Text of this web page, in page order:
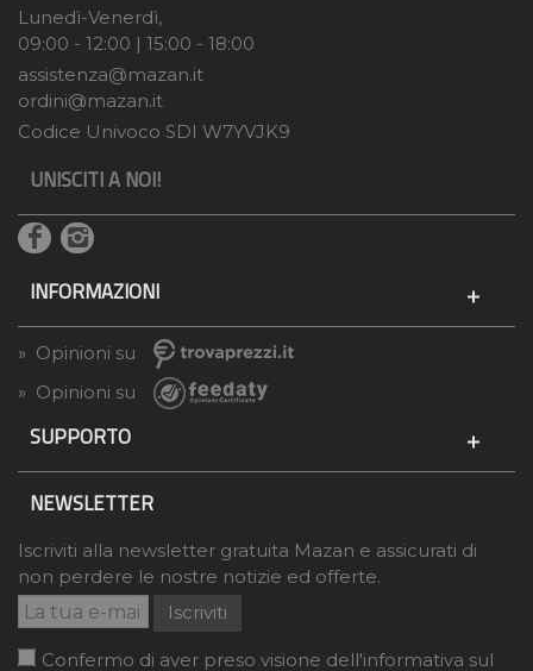
Lunedì-Venerdì,
09:00 - 12:00 | 15:00 - 18:00
assistenza@mazan.it
ordini@mazan.it
Codice Univoco SDI W7YVJK9
UNISCITI A NOI!
INFORMAZIONI
» Opinioni su
» Opinioni su
SUPPORTO
NEWSLETTER
Iscriviti alla newsletter gratuita Mazan e assicurati di
non perdere le nostre notizie ed offerte.
Iscriviti
Confermo di aver preso visione dell'informativa sul